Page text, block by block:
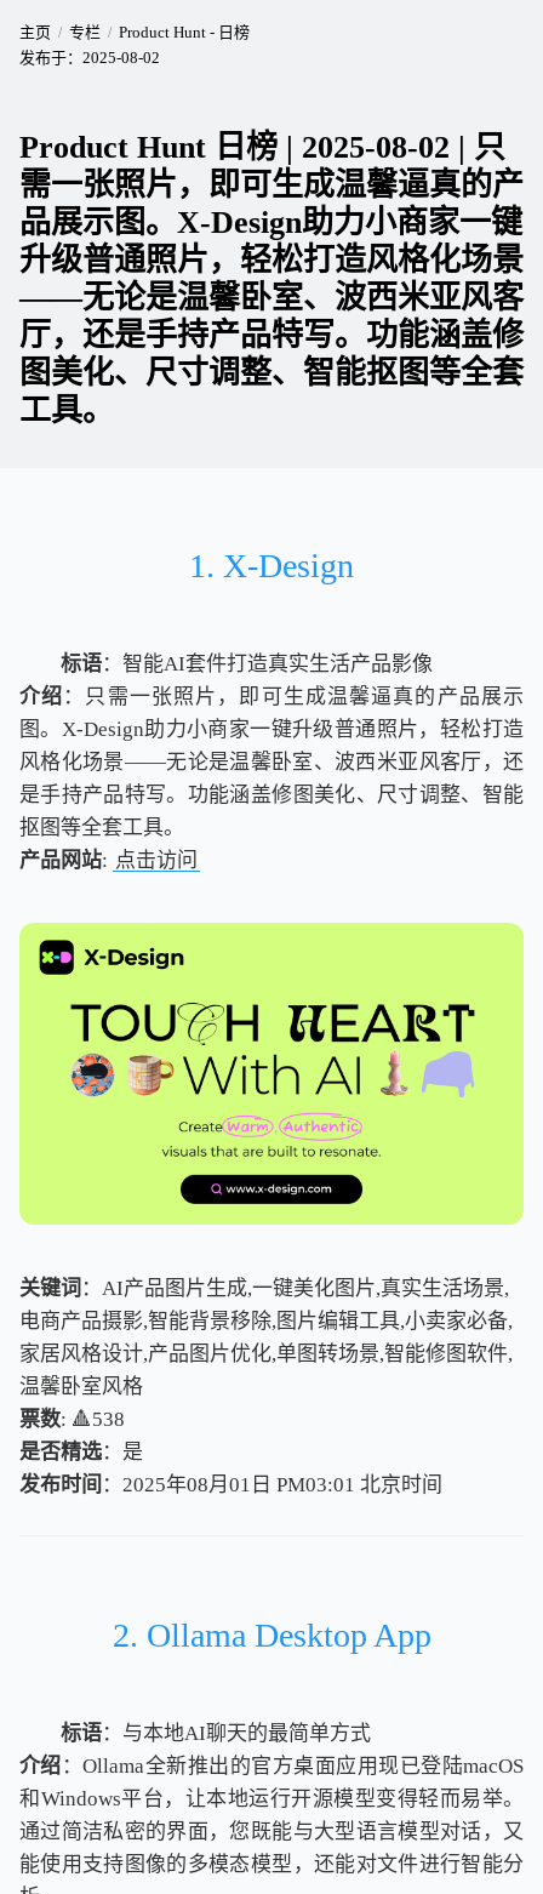
主页 专栏
Product Hunt - 日榜
发布于： 2025-08-02
Product Hunt 日榜 | 2025-08-02 | 只
需一张照片，即可生成温馨逼真的产
品展示图。X-Design助力小商家一键
升级普通照片，轻松打造风格化场景
——无论是温馨卧室、波西米亚风客
厅，还是手持产品特写。功能涵盖修
图美化、尺寸调整、智能抠图等全套
工具。
1. X-Design
标语：智能AI套件打造真实生活产品影像
介绍 ：只需一张照片，即可生成温馨逼真的产品展示
图。X-Design助力小商家一键升级普通照片，轻松打造
风格化场景——无论是温馨卧室、波西米亚风客厅，还
是手持产品特写。功能涵盖修图美化、尺寸调整、智能
抠图等全套工具。
产品网站: 点击访问
关键词 ：AI产品图片生成,一键美化图片,真实生活场景,
电商产品摄影,智能背景移除,图片编辑工具,小卖家必备,
家居风格设计,产品图片优化,单图转场景,智能修图软件,
温馨卧室风格
票数: 🔺538
是否精选：是
发布时间 ：2025年08月01日 PM03:01 北京时间
北京时间
2. Ollama Desktop App
标语：与本地AI聊天的最简单方式
介绍 ：Ollama全新推出的官方桌面应用现已登陆macOS
和Windows平台，让本地运行开源模型变得轻而易举。
通过简洁私密的界面，您既能与大型语言模型对话，又
能使用支持图像的多模态模型，还能对文件进行智能分